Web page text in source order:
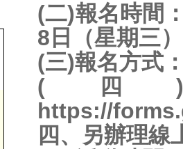
(二)報名時間
8日（星期三
(三)報名方式
(四)
https://
四、另辦理線